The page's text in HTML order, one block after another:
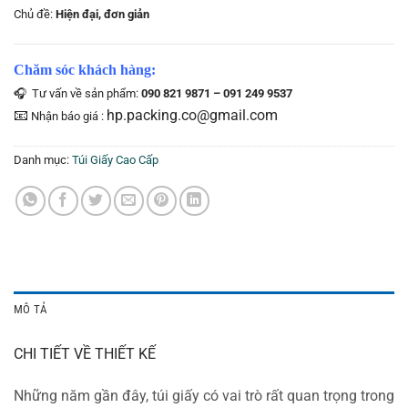
Chủ đề: Hiện đại, đơn giản
Chăm sóc khách hàng:
🎧 Tư vấn về sản phẩm: 090 821 9871 – 091 249 9537
📧 Nhận báo giá : hp.packing.co@gmail.com
Danh mục: Túi Giấy Cao Cấp
MÔ TẢ
CHI TIẾT VỀ THIẾT KẾ
Những năm gần đây, túi giấy có vai trò rất quan trọng trong